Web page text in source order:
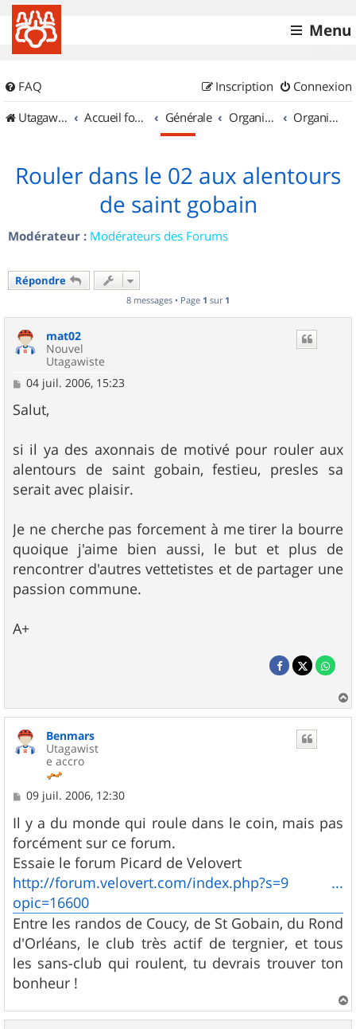
Menu
FAQ Connexion
Inscription
UtagawaVTT (Randos VTT et VTTAE avec traces GPS)
Accueil forum Générale Organisation de sorties & Recherche de partenaires Organisation de sorties en région Picardie
Rouler dans le 02 aux alentours
de saint gobain
Modérateur : Modérateurs des Forums
Répondre
8 messages • Page 1 sur 1
mat02
Nouvel
Utagawiste
M
s
s
g
e
04 juil. 2006, 15:23
Salut,
si il ya des axonnais de motivé pour rouler aux
alentours de saint gobain, festieu, presles sa
serait avec plaisir.
Je ne cherche pas forcement à me tirer la bourre
quoique j'aime bien aussi, le but et plus de
rencontrer d'autres vettetistes et de partager une
passion commune.
A+
a
Benmars
Utagawist
e accro
M
s
s
a
g
e
09 juil. 2006, 12:30
Il y a du monde qui roule dans le coin, mais pas
forcément sur ce forum.
Essaie le forum Picard de Velovert
http://forum.velovert.com/index.php?s=9 ...
opic=16600
Entre les randos de Coucy, de St Gobain, du Rond
d'Orléans, le club très actif de tergnier, et tous
les sans-club qui roulent, tu devrais trouver ton
bonheur !
a